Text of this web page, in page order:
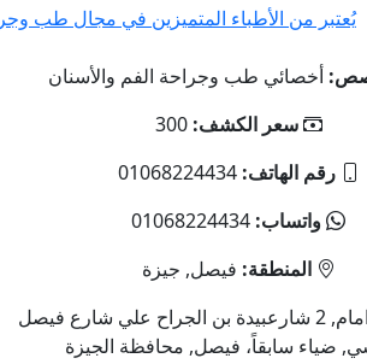
يُعتبر من الأطباء المتميزين في مجال طب
أخصائي طب وجراحة الفم والأسنان
سعر الكشف:300
رقم الهاتف:01068224434
واتساب: 01068224434
المنطقة: فيصل, جيزة
امام, 2 شارعبيدة بن الجراح علي شارع فيصل
ضياء سابقاً، فيصل, محافظة الجيزة